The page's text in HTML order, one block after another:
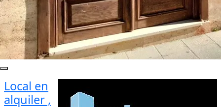
Local en
alquiler ,